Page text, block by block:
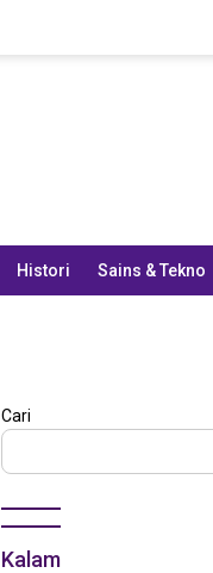
Histori Sains & Tekno
Cari
Kalam